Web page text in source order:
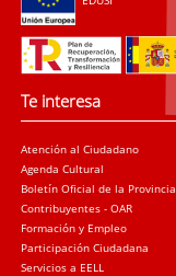
Te interesa
Atención al Ciudadano
Agenda Cultural
Boletín Oficial de la Provincia
Contribuyentes - OAR
Formación y Empleo
Participación Ciudadana
Servicios a EELL